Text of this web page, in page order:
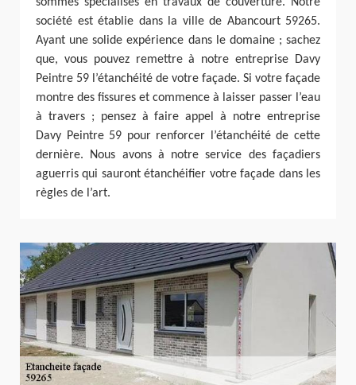
sommes spécialisés en travaux de couverture. Notre
société est établie dans la ville de Abancourt 59265.
Ayant une solide expérience dans le domaine ; sachez
que, vous pouvez remettre à notre entreprise Davy
Peintre 59 l’étanchéité de votre façade. Si votre façade
montre des fissures et commence à laisser passer l’eau
à travers ; pensez à faire appel à notre entreprise
Davy Peintre 59 pour renforcer l’étanchéité de cette
dernière. Nous avons à notre service des façadiers
aguerris qui sauront étanchéifier votre façade dans les
règles de l’art.